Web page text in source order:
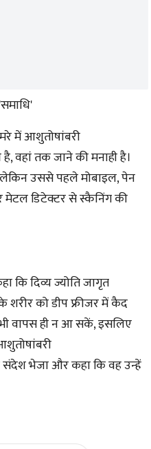
में आशुतोषांबरी
वहां तक जाने की मनाही है।
लेकिन उससे पहले मोबाइल, पेन
डिटेक्टर से स्कैनिंग की
कि दिव्य ज्योति जागृत
शरीर को डीप फ्रीजर में कैद
वापस ही न आ सकें, इसलिए
भेजा और कहा कि वह उन्हें